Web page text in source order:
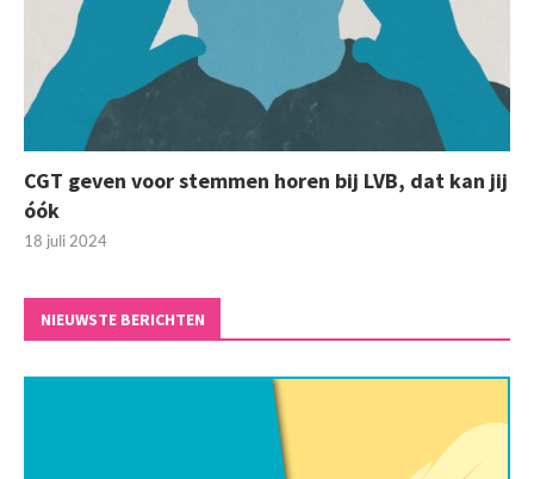
CGT geven voor stemmen horen bij LVB, dat kan jij
óók
18 juli 2024
NIEUWSTE BERICHTEN